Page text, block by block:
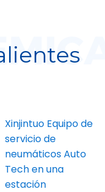
Xinjintuo Equipo de
servicio de
neumáticos Auto
Tech en una
estación